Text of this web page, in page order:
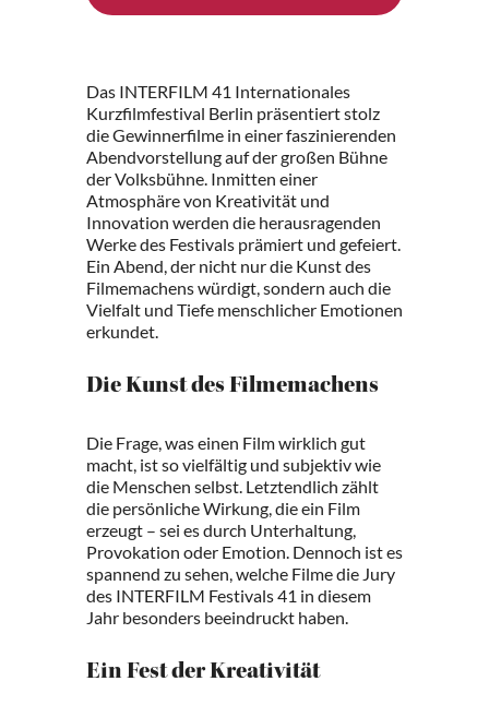
Das INTERFILM 41 Internationales
Kurzfilmfestival Berlin präsentiert stolz
die Gewinnerfilme in einer faszinierenden
Abendvorstellung auf der großen Bühne
der Volksbühne. Inmitten einer
Atmosphäre von Kreativität und
Innovation werden die herausragenden
Werke des Festivals prämiert und gefeiert.
Ein Abend, der nicht nur die Kunst des
Filmemachens würdigt, sondern auch die
Vielfalt und Tiefe menschlicher Emotionen
erkundet.
Die Kunst des Filmemachens
Die Frage, was einen Film wirklich gut
macht, ist so vielfältig und subjektiv wie
die Menschen selbst. Letztendlich zählt
die persönliche Wirkung, die ein Film
erzeugt – sei es durch Unterhaltung,
Provokation oder Emotion. Dennoch ist es
spannend zu sehen, welche Filme die Jury
des INTERFILM Festivals 41 in diesem
Jahr besonders beeindruckt haben.
Ein Fest der Kreativität